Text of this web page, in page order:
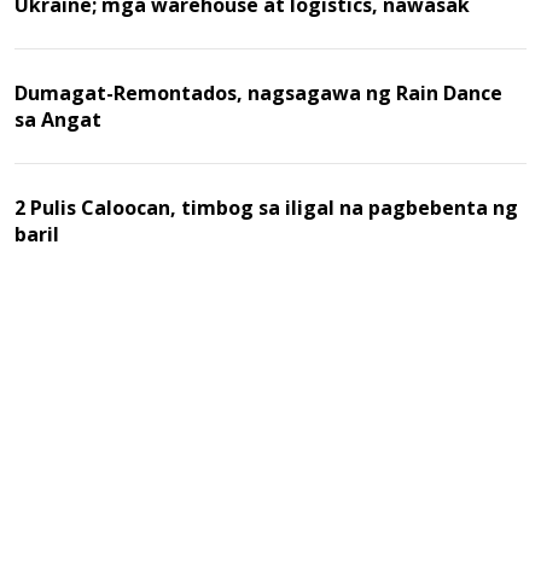
Dumagat-Remontados, nagsagawa ng Rain Dance
sa Angat
2 Pulis Caloocan, timbog sa iligal na pagbebenta ng
baril